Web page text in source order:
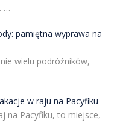
…
pamiętna wyprawa na
wielu podróżników,
w raju na Pacyfiku
na Pacyfiku, to miejsce,